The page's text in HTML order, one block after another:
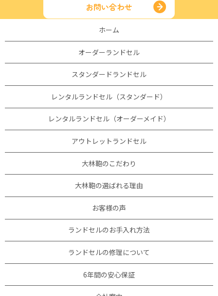
お問い合わせ
ホーム
オーダーランドセル
スタンダードランドセル
レンタルランドセル（スタンダード）
レンタルランドセル（オーダーメイド）
アウトレットランドセル
大林鞄のこだわり
大林鞄の選ばれる理由
お客様の声
ランドセルのお手入れ方法
ランドセルの修理について
6年間の安心保証